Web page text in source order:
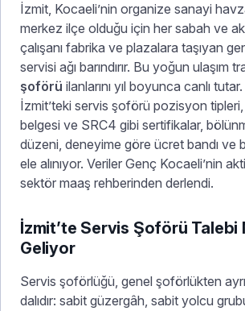
İzmit, Kocaeli’nin organize sanayi
merkez ilçe olduğu için her sabah ve
çalışanı fabrika ve plazalara taşıyan
servisi ağı barındırır. Bu yoğun ulaşım
şoförü ilanlarını yıl boyunca canlı
İzmit’teki servis şoförü pozisyon
belgesi ve SRC4 gibi sertifikalar,
düzeni, deneyime göre ücret bandı ve
ele alınıyor. Veriler Genç Kocaeli’nin
sektör maaş rehberinden derlendi.
İzmit’te Servis Şoförü Talebi
Geliyor
Servis şoförlüğü, genel şoförlükten
dalıdır: sabit güzergâh, sabit yolcu